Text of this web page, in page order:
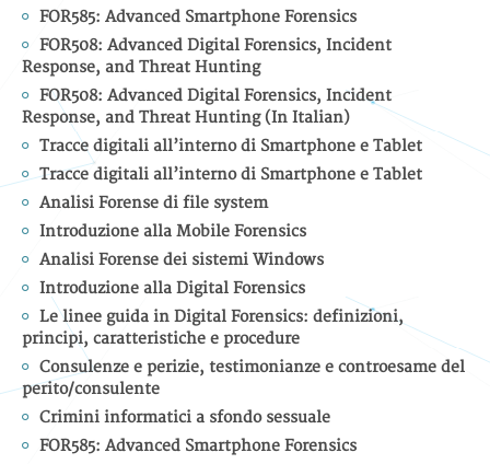
FOR585: Advanced Smartphone Forensics
FOR508: Advanced Digital Forensics, Incident
Response, and Threat Hunting
FOR508: Advanced Digital Forensics, Incident
Response, and Threat Hunting (In Italian)
Tracce digitali all’interno di Smartphone e Tablet
Tracce digitali all’interno di Smartphone e Tablet
Analisi Forense di file system
Introduzione alla Mobile Forensics
Analisi Forense dei sistemi Windows
Introduzione alla Digital Forensics
Le linee guida in Digital Forensics: definizioni,
principi, caratteristiche e procedure
Consulenze e perizie, testimonianze e controesame del
perito/consulente
Crimini informatici a sfondo sessuale
FOR585: Advanced Smartphone Forensics